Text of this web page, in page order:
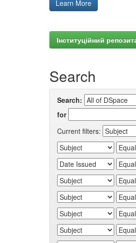
Learn More
Інституційний
Search
Search:
for
Current filters: